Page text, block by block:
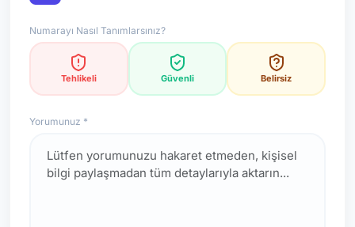
Numarayı Nasıl Tanımlarsınız?
Tehlikeli Güvenli Belirsiz
Yorumunuz *